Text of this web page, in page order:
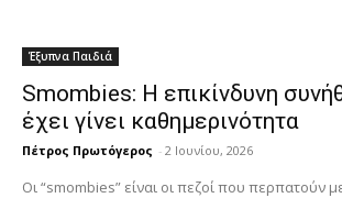
Έξυπνα Παιδιά
Smombies: Η επικίνδυνη
έχει γίνει καθημερινότητα
Πέτρος Πρωτόγερος - 2 Ιουνίου, 2026
Οι “smombies” είναι οι πεζοί που περπατούν